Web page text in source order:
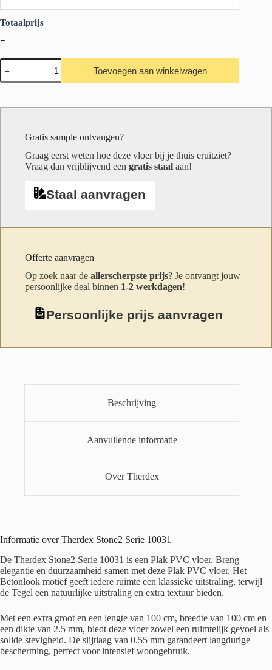
Totaalprijs
-
Therdex
Stone2
Serie
Toevoegen aan winkelwagen
Gratis sample ontvangen?
Graag eerst weten hoe deze vloer bij je thuis eruitziet?
Vraag dan vrijblijvend een gratis staal aan!
Staal aanvragen
Offerte aanvragen
Op zoek naar de allerscherpste prijs? Je ontvangt jouw
persoonlijke deal binnen 1-2 werkdagen!
Persoonlijke prijs aanvragen
Beschrijving
Aanvullende informatie
Over Therdex
Informatie over Therdex Stone2 Serie 10031
De Therdex Stone2 Serie 10031 is een Plak PVC vloer. Breng
elegantie en duurzaamheid samen met deze Plak PVC vloer. Het
Betonlook motief geeft iedere ruimte een klassieke uitstraling, terwijl
de Tegel een natuurlijke uitstraling en extra textuur bieden.
Met een extra groot en een lengte van 100 cm, breedte van 100 cm en
een dikte van 2.5 mm, biedt deze vloer zowel een ruimtelijk gevoel als
solide stevigheid. De slijtlaag van 0.55 mm garandeert langdurige
bescherming, perfect voor intensief woongebruik.